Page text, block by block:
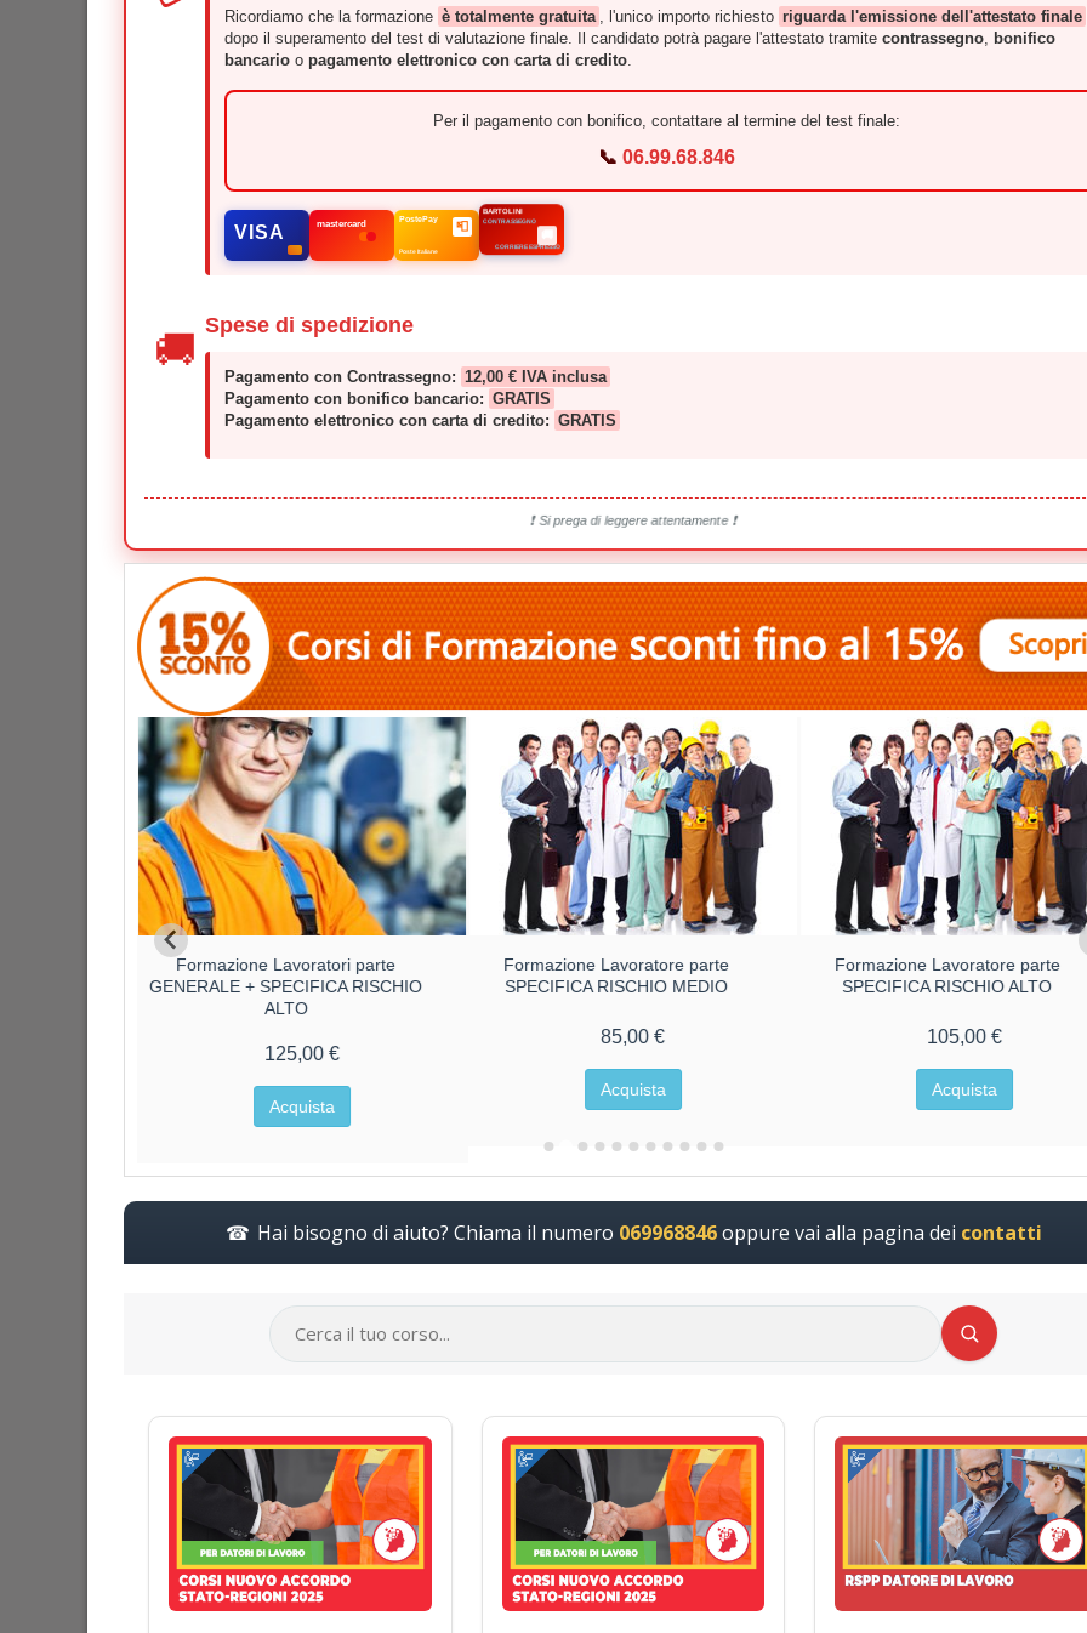
Ricordiamo che la formazione è totalmente gratuita , l'unico importo richiesto riguarda l'emissione dell'attestato finale
dopo il superamento del test di valutazione finale. Il candidato potrà pagare l'attestato tramite contrassegno, bonifico
bancario o pagamento elettronico con carta di credito.
Per il pagamento con bonifico, contattare al termine del test finale:
📞 06.99.68.846
VISA
mastercard PostePay
Poste Italiane
📮
BARTOLINI
CONTRASSEGNO
CORRIERE ESPRESSO
🚚
🚚
Spese di spedizione
Pagamento con Contrassegno: 12,00 € IVA inclusa
Pagamento con bonifico bancario: GRATIS
Pagamento elettronico con carta di credito: GRATIS
❗ Si prega di leggere attentamente ❗
Formazione Lavoratori parte
GENERALE + SPECIFICA RISCHIO
ALTO
125,00 €
Acquista
Formazione Lavoratore parte
SPECIFICA RISCHIO MEDIO
85,00 €
Acquista
Formazione Lavoratore parte
SPECIFICA RISCHIO ALTO
105,00 €
Acquista
Hai bisogno di aiuto? Chiama il numero 069968846oppure vai alla pagina dei contatti